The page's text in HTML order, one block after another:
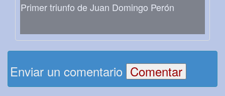
Primer triunfo de Juan Domingo Perón
Enviar un comentario